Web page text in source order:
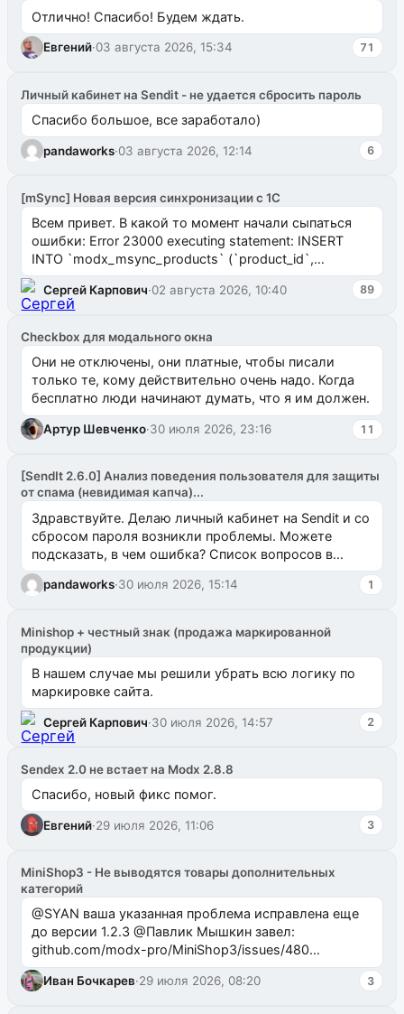
Отлично! Спасибо! Будем ждать.
Евгений·03 августа 2026, 15:34 71
Личный кабинет на Sendit - не удается сбросить пароль
Спасибо большое, все заработало)
pandaworks·03 августа 2026, 12:14 6
[mSync] Новая версия синхронизации с 1С
Всем привет. В какой то момент начали сыпаться
ошибки: Error 23000 executing statement: INSERT
INTO `modx_msync_products` (`product_id`,
`uuid_1c`) VALUES ...
Сергей Карпович·02 августа 2026, 10:40 89
Checkbox для модального окна
Они не отключены, они платные, чтобы писали
только те, кому действительно очень надо. Когда
бесплатно люди начинают думать, что я им должен.
Артур Шевченко·30 июля 2026, 23:16 11
[SendIt 2.6.0] Анализ поведения пользователя для защиты
от спама (невидимая капча)...
Здравствуйте. Делаю личный кабинет на Sendit и со
сбросом пароля возникли проблемы. Можете
подсказать, в чем ошибка? Список вопросов в
одноименном разделе на modx.pro пока пуст, и,...
pandaworks·30 июля 2026, 15:14 1
Minishop + честный знак (продажа маркированной
продукции)
В нашем случае мы решили убрать всю логику по
маркировке сайта.
Сергей Карпович·30 июля 2026, 14:57 2
Sendex 2.0 не встает на Modx 2.8.8
Спасибо, новый фикс помог.
Евгений·29 июля 2026, 11:06 3
MiniShop3 - Не выводятся товары дополнительных
категорий
@SYAN ваша указанная проблема исправлена еще
до версии 1.2.3 @Павлик Мышкин завел:
github.com/modx-pro/MiniShop3/issues/480
github.com/modx-pro/MiniShop3/issues/481Исправим
в б...
Иван Бочкарев·29 июля 2026, 08:20 3